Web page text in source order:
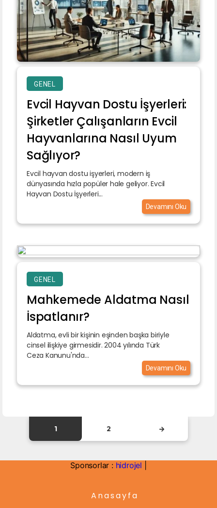
GENEL
Evcil Hayvan Dostu İşyerleri:
Şirketler Çalışanların Evcil
Hayvanlarına Nasıl Uyum
Sağlıyor?
Evcil hayvan dostu işyerleri, modern iş
dünyasında hızla popüler hale geliyor. Evcil
Hayvan Dostu İşyerleri...
Devamını Oku
GENEL
Mahkemede Aldatma Nasıl
İspatlanır?
Aldatma, evli bir kişinin eşinden başka biriyle
cinsel ilişkiye girmesidir. 2004 yılında Türk
Ceza Kanunu'nda...
Devamını Oku
1 2
Sponsorlar : hidrojel
Anasayfa